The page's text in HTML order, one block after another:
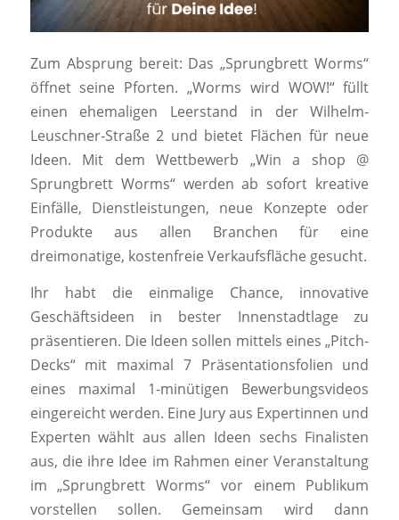
Zum Absprung bereit: Das „Sprungbrett Worms“
öffnet seine Pforten. „Worms wird WOW!“ füllt
einen ehemaligen Leerstand in der Wilhelm-
Leuschner-Straße 2 und bietet Flächen für neue
Ideen. Mit dem Wettbewerb „Win a shop @
Sprungbrett Worms“ werden ab sofort kreative
Einfälle, Dienstleistungen, neue Konzepte oder
Produkte aus allen Branchen für eine
dreimonatige, kostenfreie Verkaufsfläche gesucht.
Ihr habt die einmalige Chance, innovative
Geschäftsideen in bester Innenstadtlage zu
präsentieren. Die Ideen sollen mittels eines „Pitch-
Decks“ mit maximal 7 Präsentationsfolien und
eines maximal 1-minütigen Bewerbungsvideos
eingereicht werden. Eine Jury aus Expertinnen und
Experten wählt aus allen Ideen sechs Finalisten
aus, die ihre Idee im Rahmen einer Veranstaltung
im „Sprungbrett Worms“ vor einem Publikum
vorstellen sollen. Gemeinsam wird dann